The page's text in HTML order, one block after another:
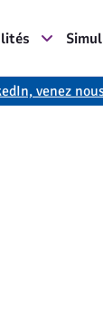
venez